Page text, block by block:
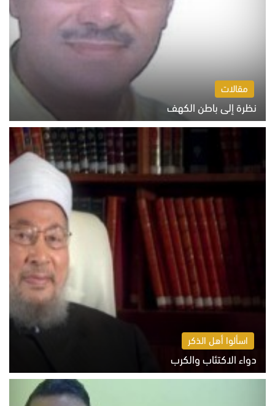
مقالات
نظرة إلى باطن الكهف
السبت 8 أغسطس 2026 11:04 ص
اسألوا أهل الذكر
دواء الاكتئاب والكرب
السبت 8 أغسطس 2026 10:54 ص